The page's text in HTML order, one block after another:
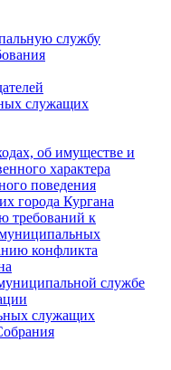
службу
служащих
об имуществе и
характера
поведения
города Кургана
требований к
конфликта
службе
служащих